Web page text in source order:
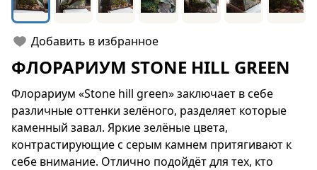
Добавить в избранное
ФЛОРАРИУМ STONE HILL GREEN
Флорариум «Stone hill green» заключает в себе
различные оттенки зелёного, разделяет которые
каменный завал. Яркие зелёные цвета,
контрастирующие с серым камнем притягивают к
себе внимание. Отлично подойдёт для тех, кто